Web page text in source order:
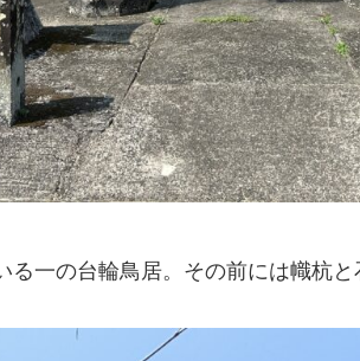
る一の台輪鳥居。その前には幟杭と